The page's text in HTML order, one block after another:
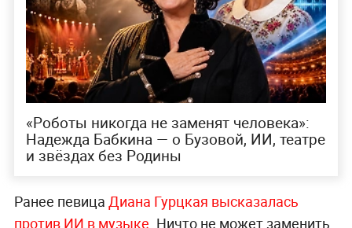
«Роботы никогда не заменят человека»:
Надежда Бабкина — о Бузовой, ИИ, театре
и звёздах без Родины
Ранее певица Диана Гурцкая высказалась
против ИИ в музыке. Ничто не может заменить